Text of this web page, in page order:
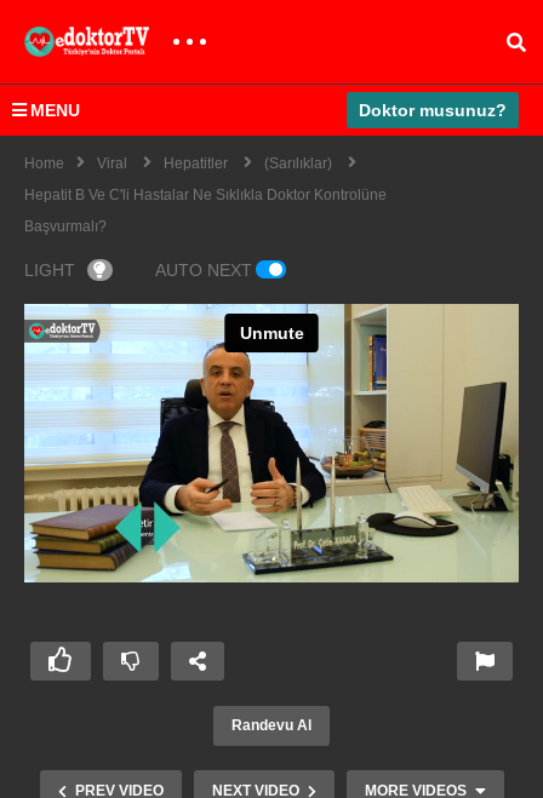
MENU Doktor musunuz?
Home Viral Hepatitler
(Sarılıklar)
Hepatit B Ve C'li Hastalar Ne Sıklıkla Doktor Kontrolüne
Başvurmalı?
LIGHT AUTO NEXT
Randevu Al
PREV VIDEO NEXT VIDEO MORE VIDEOS